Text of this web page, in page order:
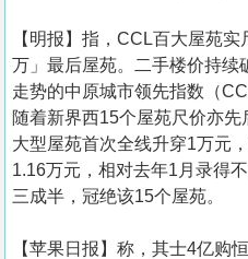
【明报】指，CCL百大屋苑
万」最后屋苑。二手楼价持续
走势的中原城市领先指数（
随着新界西15个屋苑尺价亦
大型屋苑首次全线升穿1万元
1.16万元，相对去年1月录得
三成半，冠绝该15个屋苑。
【苹果日报】称，其士4亿购